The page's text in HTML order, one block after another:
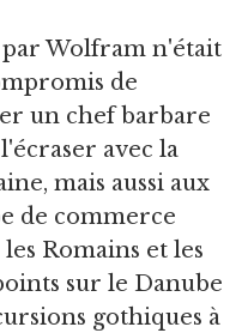
Wolfram n'était
de
un chef barbare
avec la
mais aussi aux
de commerce
Romains et les
sur le Danube
gothiques à